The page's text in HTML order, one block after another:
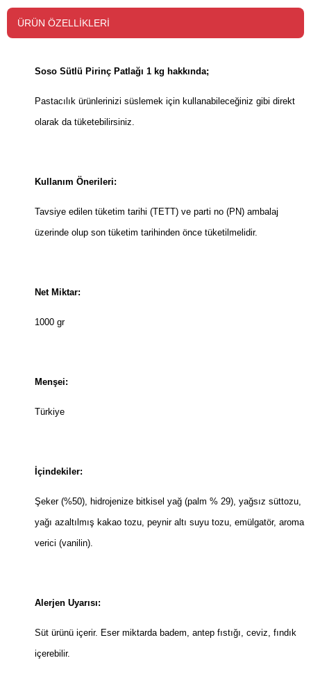
ÜRÜN ÖZELLIKLERI
Soso Sütlü Pirinç Patlağı 1 kg hakkında;
Pastacılık ürünlerinizi süslemek için kullanabileceğiniz gibi direkt
olarak da tüketebilirsiniz.
Kullanım Önerileri:
Tavsiye edilen tüketim tarihi (TETT) ve parti no (PN) ambalaj
üzerinde olup son tüketim tarihinden önce tüketilmelidir.
Net Miktar:
1000 gr
Menşei:
Türkiye
İçindekiler:
Şeker (%50), hidrojenize bitkisel yağ (palm % 29), yağsız süttozu,
yağı azaltılmış kakao tozu, peynir altı suyu tozu, emülgatör, aroma
verici (vanilin).
Alerjen Uyarısı:
Süt ürünü içerir. Eser miktarda badem, antep fıstığı, ceviz, fındık
içerebilir.